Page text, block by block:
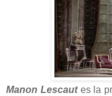
Manon Lescaut es la